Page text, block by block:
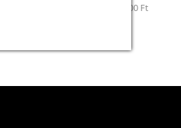
1 325 000 Ft